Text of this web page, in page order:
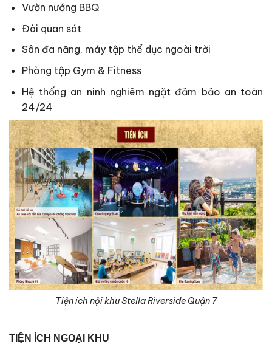
Vườn nướng BBQ
Đài quan sát
Sân đa năng, máy tập thể dục ngoài trời
Phòng tập Gym & Fitness
Hệ thống an ninh nghiêm ngặt đảm bảo an toàn
24/24
Tiện ích nội khu Stella Riverside Quận 7
TIỆN ÍCH NGOẠI KHU